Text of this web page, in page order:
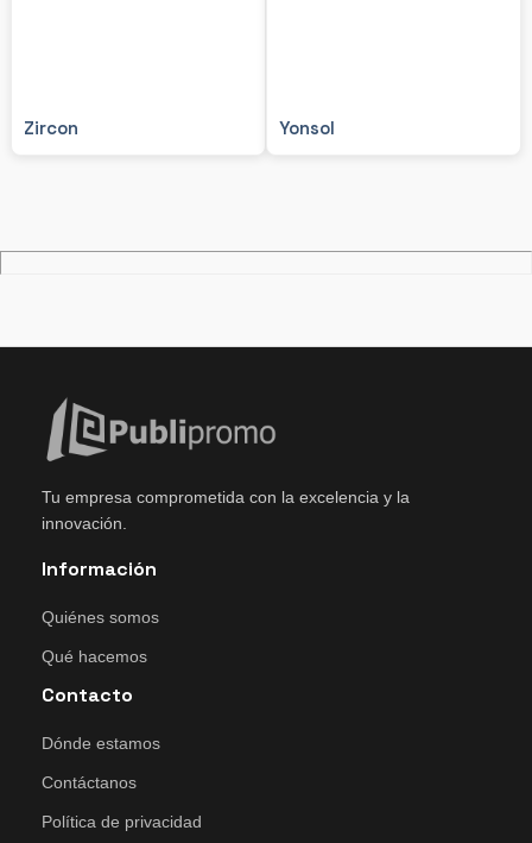
Zircon Yonsol
Tu empresa comprometida con la excelencia y la
innovación.
Información
Quiénes somos
Qué hacemos
Contacto
Dónde estamos
Contáctanos
Política de privacidad